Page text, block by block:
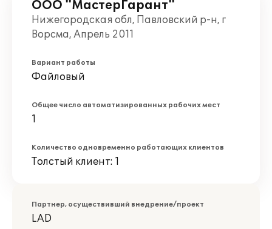
ООО "МастерГарант"
Нижегородская обл, Павловский р-н, г
Ворсма, Апрель 2011
Вариант работы
Файловый
Общее число автоматизированных рабочих мест
1
Количество одновременно работающих клиентов
Толстый клиент: 1
Партнер, осуществивший внедрение/проект
LAD